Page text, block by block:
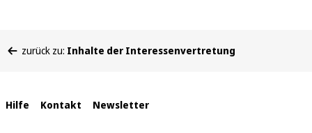
befinden
zurück zu: Inhalte der Interessenvertretung
Interne
Hilfe Kontakt Newsletter